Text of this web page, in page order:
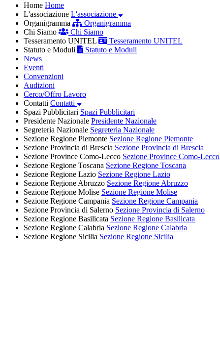
Home Home
L'associazione L'associazione
Organigramma
Organigramma
Chi Siamo
Chi Siamo
Tesseramento UNITEL
Tesseramento UNITEL
Statuto e Moduli
Statuto e Moduli
News
Eventi
Convenzioni
Audizioni
Cerco/Offro Lavoro
Contatti Contatti
Spazi Pubblicitari Spazi Pubblicitari
Presidente Nazionale Presidente Nazionale
Segreteria Nazionale Segreteria Nazionale
Sezione Regione Piemonte Sezione Regione Piemonte
Sezione Provincia di Brescia Sezione Provincia di Brescia
Sezione Province Como-Lecco Sezione Province Como-Lecco
Sezione Regione Toscana Sezione Regione Toscana
Sezione Regione Lazio Sezione Regione Lazio
Sezione Regione Abruzzo Sezione Regione Abruzzo
Sezione Regione Molise Sezione Regione Molise
Sezione Regione Campania Sezione Regione Campania
Sezione Provincia di Salerno Sezione Provincia di Salerno
Sezione Regione Basilicata Sezione Regione Basilicata
Sezione Regione Calabria Sezione Regione Calabria
Sezione Regione Sicilia Sezione Regione Sicilia